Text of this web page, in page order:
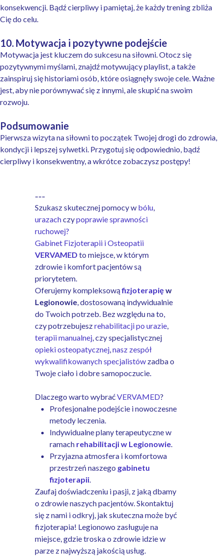
konsekwencji. Bądź cierpliwy i pamiętaj, że każdy trening zbliża
Cię do celu.
10. Motywacja i pozytywne podejście
Motywacja jest kluczem do sukcesu na siłowni. Otocz się
pozytywnymi myślami, znajdź motywujący playlist, a także
zainspiruj się historiami osób, które osiągnęły swoje cele. Ważne
jest, aby nie porównywać się z innymi, ale skupić na swoim
rozwoju.
Podsumowanie
Pierwsza wizyta na siłowni to początek Twojej drogi do zdrowia,
kondycji i lepszej sylwetki. Przygotuj się odpowiednio, bądź
cierpliwy i konsekwentny, a wkrótce zobaczysz postępy!
---
Szukasz skutecznej pomocy w bólu,
urazachczypoprawie sprawności
ruchowej?
Gabinet Fizjoterapii i Osteopatii
VERVAMED to miejsce, w którym
zdrowie i komfort pacjentów są
priorytetem.
Oferujemy kompleksowąfizjoterapię w
Legionowie, dostosowaną indywidualnie
do Twoich potrzeb. Bez względu na to,
czy potrzebujeszrehabilitacji po urazie,
terapii manualnej, czy specjalistycznej
opieki osteopatycznej,nasz zespół
wykwalifikowanych specjalistów zadba o
Twoje ciało i dobre samopoczucie.
Dlaczego warto wybraćVERVAMED?
Profesjonalne podejście i nowoczesne
metody leczenia.
Indywidualne plany terapeutyczne w
ramach rehabilitacji w Legionowie.
Przyjazna atmosfera i komfortowa
przestrzeń naszego gabinetu
fizjoterapii.
Zaufaj doświadczeniu i pasji, z jaką dbamy
o zdrowie naszych pacjentów. Skontaktuj
się z nami i odkryj, jak skuteczna może być
fizjoterapia! Legionowo zasługuje na
miejsce, gdzie troska o zdrowie idzie w
parze z najwyższą jakością usług.